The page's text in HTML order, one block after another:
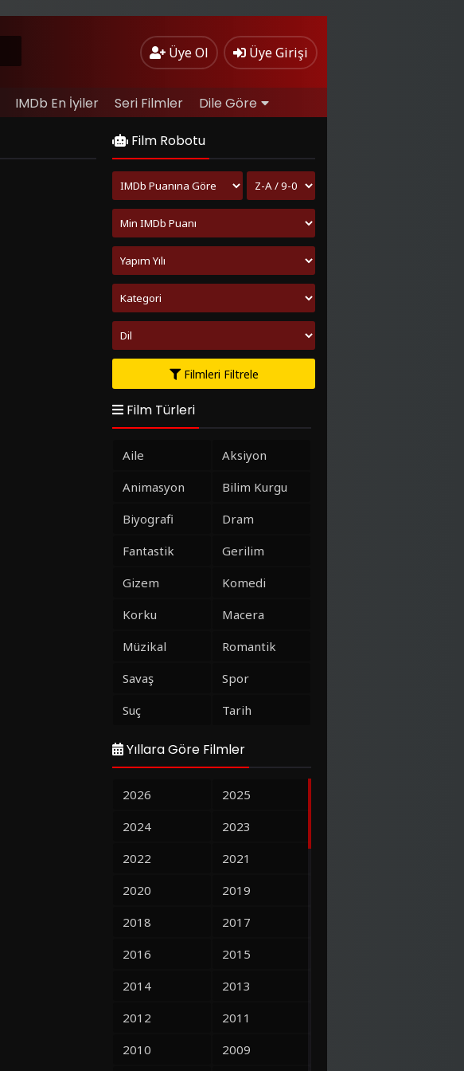
Üye Ol Üye Girişi
IMDb En İyiler Seri Filmler Dile Göre
Film Robotu
Filmleri Filtrele
Film Türleri
Aile
Aksiyon
Animasyon
Bilim Kurgu
Biyografi
Dram
Fantastik
Gerilim
Gizem
Komedi
Korku
Macera
Müzikal
Romantik
Savaş
Spor
Suç
Tarih
Yıllara Göre Filmler
2026
2025
2024
2023
2022
2021
2020
2019
2018
2017
2016
2015
2014
2013
2012
2011
2010
2009